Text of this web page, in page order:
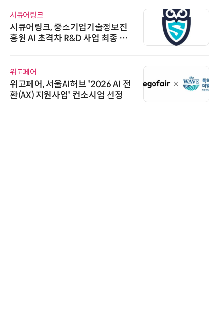
시큐어링크
시큐어링크, 중소기업기술정보진
흥원 AI 초격차 R&D 사업 최종 선
위고페어
위고페어, 서울AI허브 '2026 AI 전
환(AX) 지원사업' 컨소시엄 선정